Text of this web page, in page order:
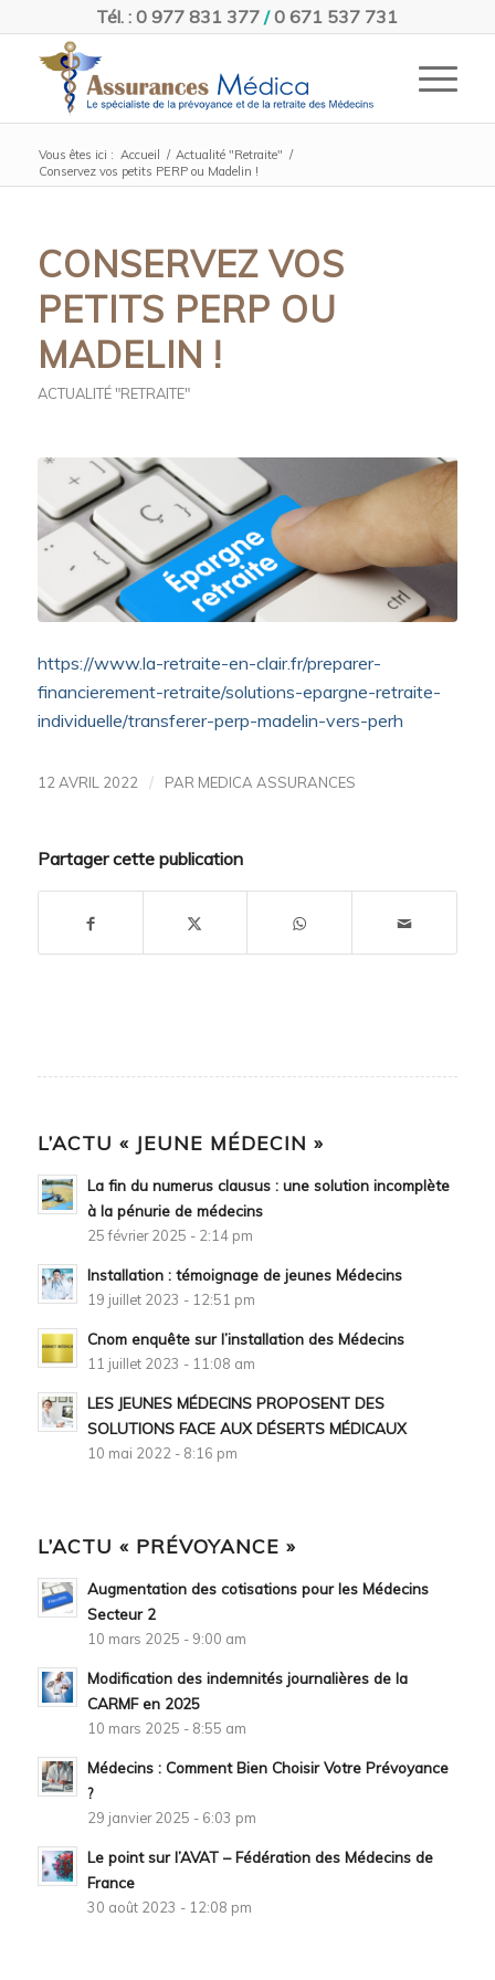
Tél. : 0 977 831 377 /0 671 537 731
Vous êtes ici : Accueil / Actualité "Retraite" /
Conservez vos petits PERP ou Madelin !
CONSERVEZ VOS
PETITS PERP OU
MADELIN !
ACTUALITÉ "RETRAITE"
https://www.la-retraite-en-clair.fr/preparer-
financierement-retraite/solutions-epargne-retraite-
individuelle/transferer-perp-madelin-vers-perh
12 AVRIL 2022 / PAR MEDICA ASSURANCES
Partager cette publication
L’ACTU « JEUNE MÉDECIN »
La fin du numerus clausus : une solution incomplète
à la pénurie de médecins
25 février 2025 - 2:14 pm
Installation : témoignage de jeunes Médecins
19 juillet 2023 - 12:51 pm
Cnom enquête sur l’installation des Médecins
11 juillet 2023 - 11:08 am
LES JEUNES MÉDECINS PROPOSENT DES
SOLUTIONS FACE AUX DÉSERTS MÉDICAUX
10 mai 2022 - 8:16 pm
L’ACTU « PRÉVOYANCE »
Augmentation des cotisations pour les Médecins
Secteur 2
10 mars 2025 - 9:00 am
Modification des indemnités journalières de la
CARMF en 2025
10 mars 2025 - 8:55 am
Médecins : Comment Bien Choisir Votre Prévoyance
?
29 janvier 2025 - 6:03 pm
Le point sur l’AVAT – Fédération des Médecins de
France
30 août 2023 - 12:08 pm